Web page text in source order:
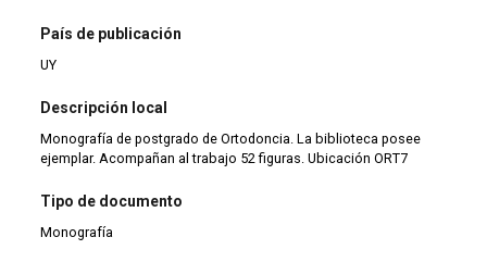
País de publicación
UY
Descripción local
Monografía de postgrado de Ortodoncia. La biblioteca posee
ejemplar. Acompañan al trabajo 52 figuras. Ubicación ORT7
Tipo de documento
Monografía